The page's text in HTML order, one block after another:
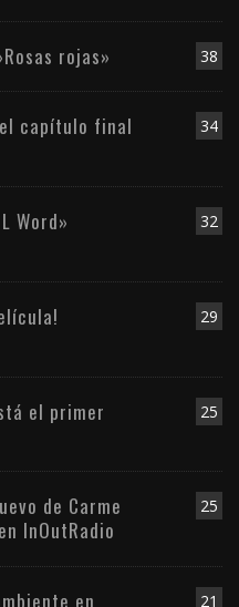
38
rojas»
34
capítulo final
32
Word»
29
25
el primer
25
de Carme
InOutRadio
21
en